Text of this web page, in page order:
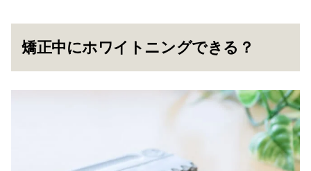
矯正中にホワイトニングできる？